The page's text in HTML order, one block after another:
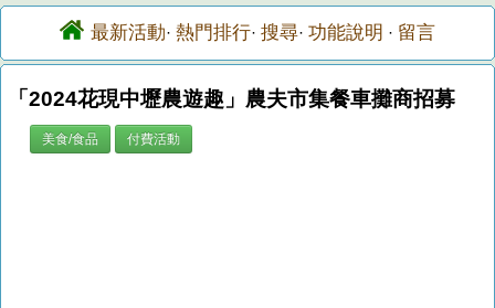
最新活動· 熱門排行· 搜尋· 功能說明 · 留言
「2024花現中壢農遊趣」農夫市集餐車攤商招募
美食/食品 付費活動